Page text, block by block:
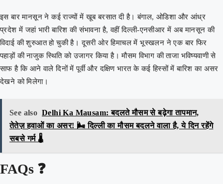
इस बार मानसून ने कई राज्यों में खूब बरसात दी है। बंगाल, ओडिशा और आंध्र
प्रदेश में जहां भारी बारिश की संभावना है, वहीं दिल्ली-एनसीआर में अब मानसून की
विदाई की शुरुआत हो चुकी है। दूसरी ओर हिमाचल में भूस्खलन ने एक बार फिर
पहाड़ों की नाजुक स्थिति को उजागर किया है। मौसम विभाग की ताजा भविष्यवाणी से
साफ है कि आने वाले दिनों में पूर्वी और दक्षिण भारत के कई हिस्सों में बारिश का असर
देखने को मिलेगा।
See also Delhi Ka Mausam: बदलते मौसम से बढ़ेगा तापमान,
तेतेज़ हवाओं का असर! 🌬️ दिल्ली का मौसम बदलने वाला है, ये दिन रहेंगे
सबसे गर्म 🌡️
FAQs ❓